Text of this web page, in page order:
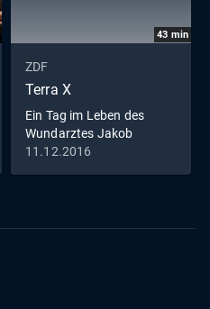
43 min
ZDF
Terra X
Ein Tag im Leben des
Wundarztes Jakob
Althaus im Jahr 1454
11.12.2016